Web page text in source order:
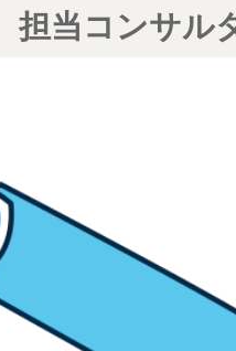
担当コンサル